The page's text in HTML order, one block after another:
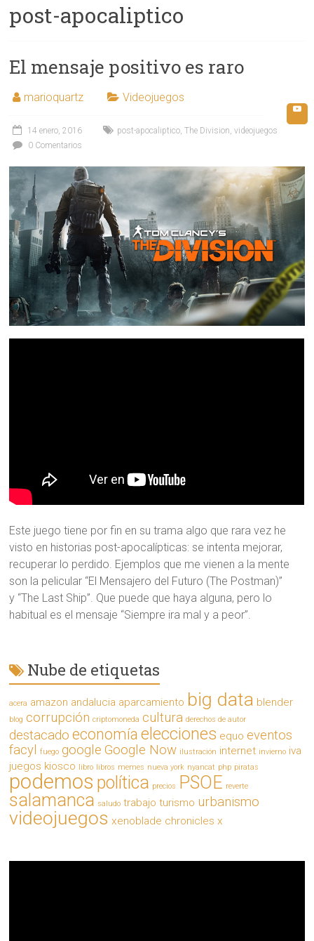
post-apocaliptico
El mensaje positivo es raro
marioquartz Videojuegos
14 enero, 2016 post-apocaliptico,The Division,videojuegos
0 Comentarios
Este juego tiene por fin en su trama algo que rara vez he
visto en historias post-apocalípticas: se intenta mejorar,
recuperar lo perdido. Ejemplos que me vienen a la mente
son la pelicular “El Mensajero del Futuro (The Postman)”
y “The Last Ship”. Que puede que haya alguna, pero lo
habitual es el mensaje “Siempre ira mal y a peor”.
Nube de etiquetas
acera amazon andalucia aparcamiento big data blender
blog corrupción criptomoneda cultura derechos de autor
destacado economía elecciones equo eventos
facyl
fuego google Google Now ilustración internet invierno iva
juegos kiosco libro libros memes nueva york nyancat php piratas
podemos política precios PSOE reverte
salamanca saludo trabajo turismo urbanismo
videojuegos xenoblade chronicles x